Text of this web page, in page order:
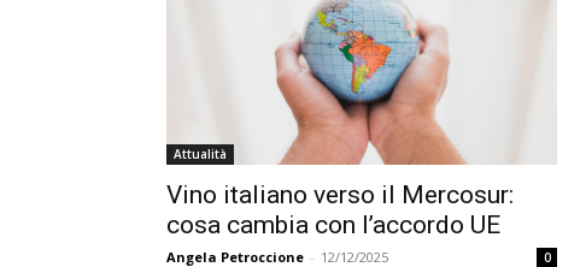
Attualità
Vino italiano verso il Mercosur:
cosa cambia con l’accordo UE
Angela Petroccione - 12/12/2025 0